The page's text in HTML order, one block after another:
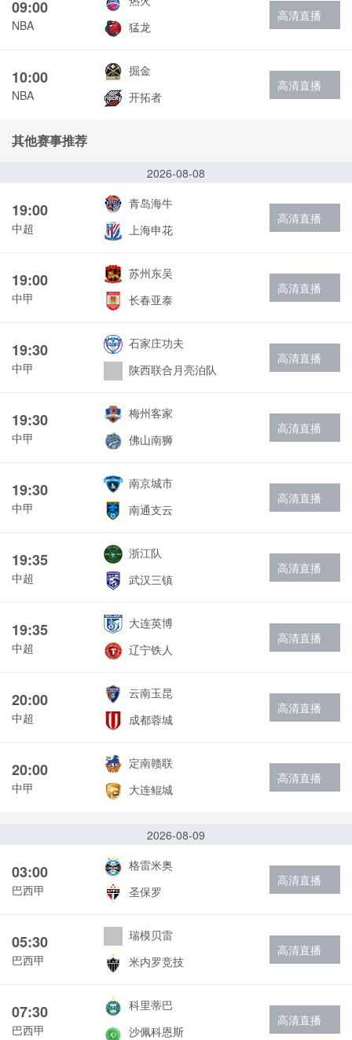
09:00
NBA
猛龙
高清直播
10:00
NBA
掘金
开拓者
高清直播
其他赛事推荐
2026-08-08
19:00
中超
青岛海牛
上海申花
高清直播
19:00
中甲
苏州东吴
长春亚泰
高清直播
19:30
中甲
石家庄功夫
陕西联合月亮泊队
高清直播
19:30
中甲
梅州客家
佛山南狮
高清直播
19:30
中甲
南京城市
南通支云
高清直播
19:35
中超
浙江队
武汉三镇
高清直播
19:35
中超
大连英博
辽宁铁人
高清直播
20:00
中超
云南玉昆
成都蓉城
高清直播
20:00
中甲
定南赣联
大连鲲城
高清直播
2026-08-09
03:00
巴西甲
格雷米奥
圣保罗
高清直播
05:30
巴西甲
瑞模贝雷
米内罗竞技
高清直播
07:30
巴西甲
科里蒂巴
沙佩科恩斯
高清直播